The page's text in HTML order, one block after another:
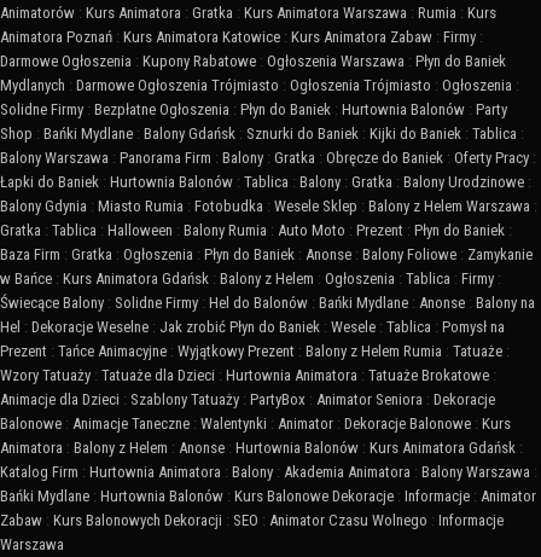
Animatorów : Kurs Animatora : Gratka : Kurs Animatora Warszawa : Rumia : Kurs
Animatora Poznań : Kurs Animatora Katowice : Kurs Animatora Zabaw : Firmy :
Darmowe Ogłoszenia : Kupony Rabatowe : Ogłoszenia Warszawa : Płyn do Baniek
Mydlanych : Darmowe Ogłoszenia Trójmiasto : Ogłoszenia Trójmiasto : Ogłoszenia :
Solidne Firmy : Bezpłatne Ogłoszenia : Płyn do Baniek : Hurtownia Balonów : Party
Shop : Bańki Mydlane : Balony Gdańsk : Sznurki do Baniek : Kijki do Baniek : Tablica :
Balony Warszawa : Panorama Firm : Balony : Gratka : Obręcze do Baniek : Oferty Pracy :
Łapki do Baniek : Hurtownia Balonów : Tablica : Balony : Gratka : Balony Urodzinowe :
Balony Gdynia : Miasto Rumia : Fotobudka : Wesele Sklep : Balony z Helem Warszawa :
Gratka : Tablica : Halloween : Balony Rumia : Auto Moto : Prezent : Płyn do Baniek :
Baza Firm : Gratka : Ogłoszenia : Płyn do Baniek : Anonse : Balony Foliowe : Zamykanie
w Bańce : Kurs Animatora Gdańsk : Balony z Helem : Ogłoszenia : Tablica : Firmy :
Świecące Balony : Solidne Firmy : Hel do Balonów : Bańki Mydlane : Anonse : Balony na
Hel : Dekoracje Weselne : Jak zrobić Płyn do Baniek : Wesele : Tablica : Pomysł na
Prezent : Tańce Animacyjne : Wyjątkowy Prezent : Balony z Helem Rumia : Tatuaże :
Wzory Tatuaży : Tatuaże dla Dzieci : Hurtownia Animatora : Tatuaże Brokatowe :
Animacje dla Dzieci : Szablony Tatuaży : PartyBox : Animator Seniora : Dekoracje
Balonowe : Animacje Taneczne : Walentynki : Animator : Dekoracje Balonowe : Kurs
Animatora : Balony z Helem : Anonse : Hurtownia Balonów : Kurs Animatora Gdańsk :
Katalog Firm : Hurtownia Animatora : Balony : Akademia Animatora : Balony Warszawa :
Bańki Mydlane : Hurtownia Balonów : Kurs Balonowe Dekoracje : Informacje : Animator
Zabaw : Kurs Balonowych Dekoracji : SEO : Animator Czasu Wolnego : Informacje
Warszawa